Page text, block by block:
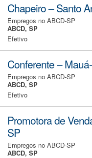
Chapeiro – Santo
Empregos no ABCD-SP
ABCD, SP
Efetivo
Conferente –
Empregos no ABCD-SP
ABCD, SP
Efetivo
Promotora de
SP
Empregos no ABCD-SP
ABCD, SP